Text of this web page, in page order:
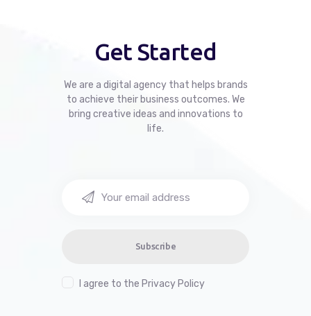
Get Started
We are a digital agency that helps brands
to achieve their business outcomes. We
bring creative ideas and innovations to
life.
Subscribe
I agree to the Privacy Policy